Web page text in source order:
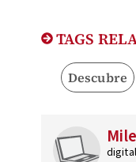
TAGS
Descubre